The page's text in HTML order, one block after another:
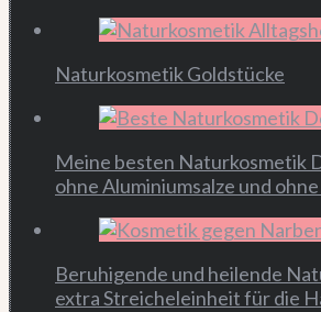
Naturkosmetik Goldstücke
Meine besten Naturkosmetik
ohne Aluminiumsalze und
Beruhigende und heilende
extra Streicheleinheit für die